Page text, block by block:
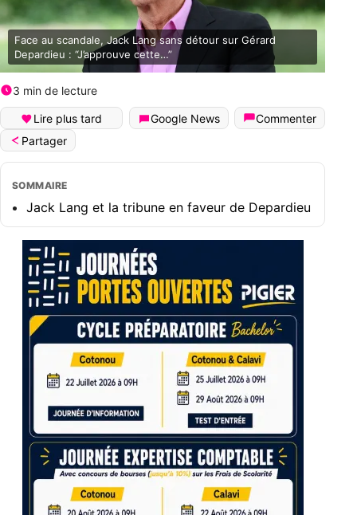
Face au scandale, Jack Lang sans détour sur Gérard
Depardieu : “J’approuve cette…”
3 min de lecture
Lire plus tard Google News
Commenter
Partager
SOMMAIRE
Jack Lang et la tribune en faveur de Depardieu